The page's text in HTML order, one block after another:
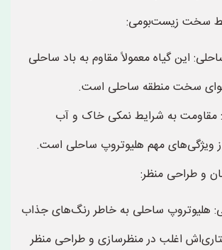
سخت زیست‌بومی:
این گیاه معمولاً مقاوم به باد ساحلی
سخت منطقه ساحلی است.
مقاومت به شرایط نمکی خاک و آب
ویژگی‌های مهم هلیوتروپ ساحلی است.
و طراحی منظر:
هلیوتروپ ساحلی به خاطر رنگ‌های جذاب
اغلب در منظرسازی و طراحی منظر